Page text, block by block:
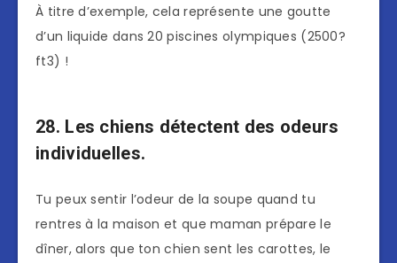
À titre d’exemple, cela représente une goutte
d’un liquide dans 20 piscines olympiques (2500?
ft3) !
28. Les chiens détectent des odeurs
individuelles.
Tu peux sentir l’odeur de la soupe quand tu
rentres à la maison et que maman prépare le
dîner, alors que ton chien sent les carottes, le